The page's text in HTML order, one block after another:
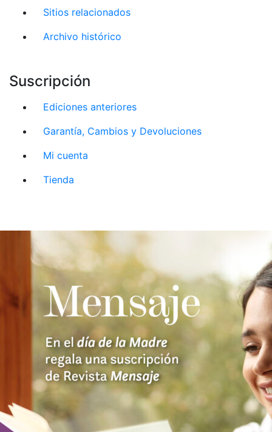
Sitios relacionados
Archivo histórico
Suscripción
Ediciones anteriores
Garantía, Cambios y Devoluciones
Mi cuenta
Tienda